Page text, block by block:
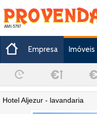
AMI-5797
Empresa
Imóveis
Hotel Aljezur - lavandaria